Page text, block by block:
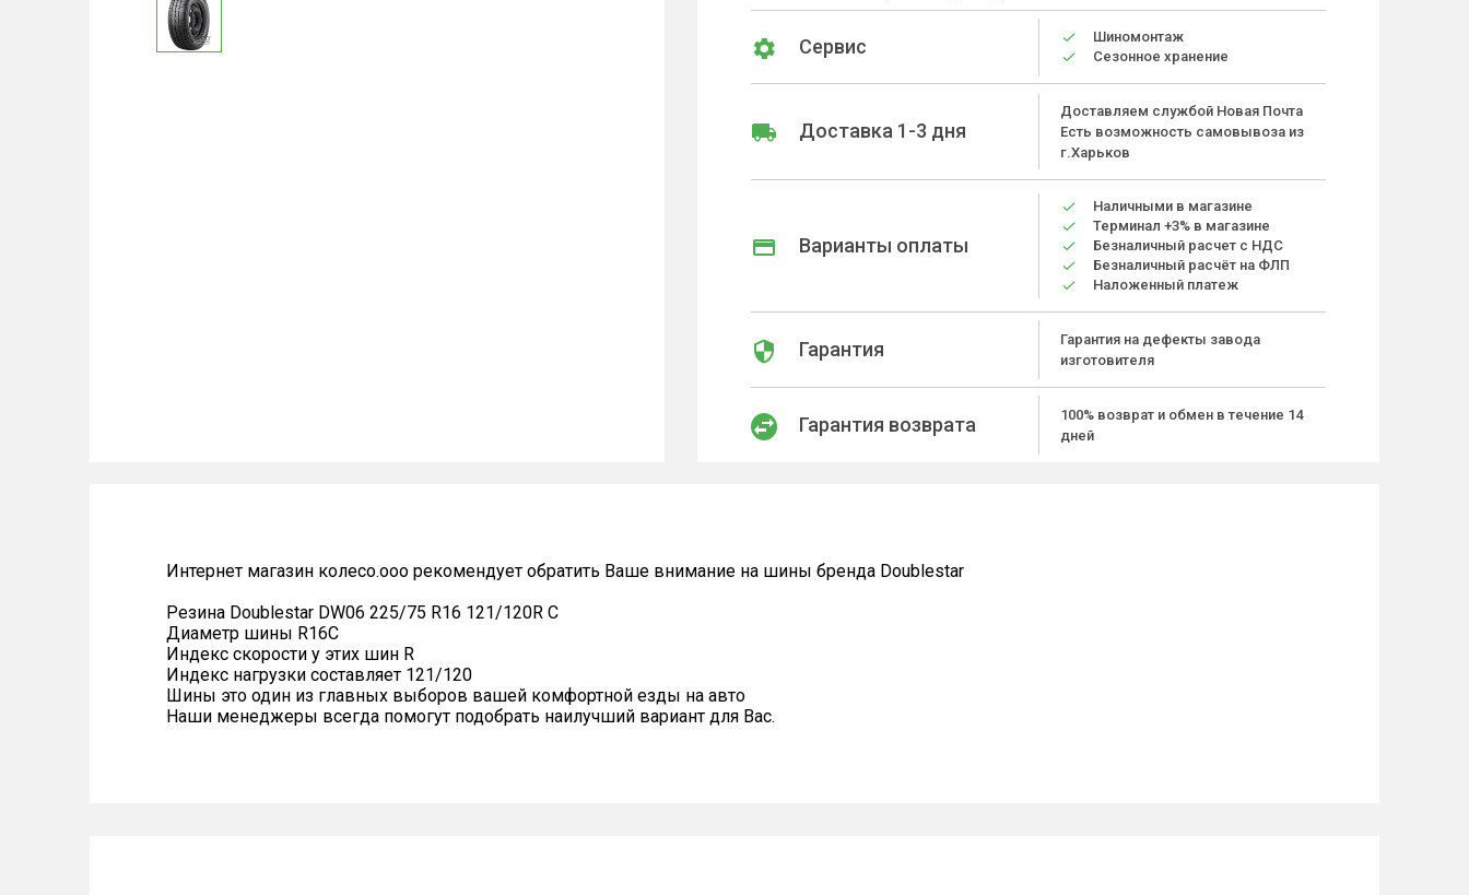
Сервис
Шиномонтаж
Сезонное хранение
Доставка 1-3 дня
Доставляем службой Новая Почта
Есть возможность самовывоза из
г.Харьков
Варианты оплаты
Наличными в магазине
Терминал +3% в магазине
Безналичный расчет с НДС
Безналичный расчёт на ФЛП
Наложенный платеж
Гарантия
Гарантия на дефекты завода
изготовителя
Гарантия возврата
100% возврат и обмен в течение 14
дней
Интернет магазин колесо.ооо рекомендует обратить Ваше внимание на шины бренда Doublestar
Резина Doublestar DW06 225/75 R16 121/120R C
Диаметр шины R16C
Индекс скорости у этих шин R
Индекс нагрузки составляет 121/120
Шины это один из главных выборов вашей комфортной езды на авто
Наши менеджеры всегда помогут подобрать наилучший вариант для Вас.